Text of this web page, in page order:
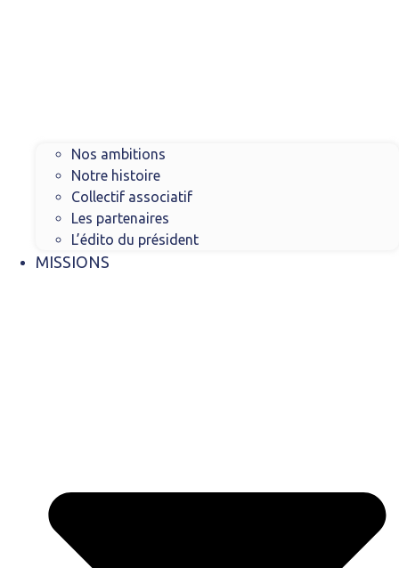
Nos ambitions
Notre histoire
Collectif associatif
Les partenaires
L’édito du président
MISSIONS